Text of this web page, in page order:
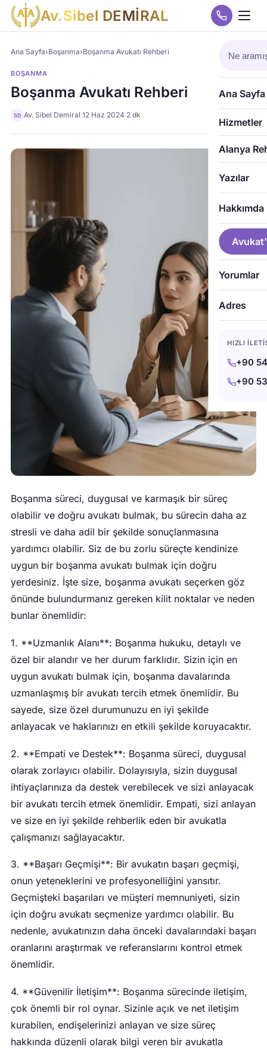
Av.Sibel DEMİRAL
Ana Sayfa
Hizmetler
Alanya
Yazılar
Hakkımda
Yorumlar
Adres
HIZLI
+90
+90
Ana Sayfa›Boşanma›Boşanma Avukatı Rehberi
BOŞANMA
Boşanma Avukatı Rehberi
SD Av. Sibel Demiral·12 Haz 2024·2 dk
Boşanma süreci, duygusal ve karmaşık bir süreç
olabilir ve doğru avukatı bulmak, bu sürecin daha az
stresli ve daha adil bir şekilde sonuçlanmasına
yardımcı olabilir. Siz de bu zorlu süreçte kendinize
uygun bir boşanma avukatı bulmak için doğru
yerdesiniz. İşte size, boşanma avukatı seçerken göz
önünde bulundurmanız gereken kilit noktalar ve neden
bunlar önemlidir:
1. **Uzmanlık Alanı**: Boşanma hukuku, detaylı ve
özel bir alandır ve her durum farklıdır. Sizin için en
uygun avukatı bulmak için, boşanma davalarında
uzmanlaşmış bir avukatı tercih etmek önemlidir. Bu
sayede, size özel durumunuzu en iyi şekilde
anlayacak ve haklarınızı en etkili şekilde koruyacaktır.
2. **Empati ve Destek**: Boşanma süreci, duygusal
olarak zorlayıcı olabilir. Dolayısıyla, sizin duygusal
ihtiyaçlarınıza da destek verebilecek ve sizi anlayacak
bir avukatı tercih etmek önemlidir. Empati, sizi anlayan
ve size en iyi şekilde rehberlik eden bir avukatla
çalışmanızı sağlayacaktır.
3. **Başarı Geçmişi**: Bir avukatın başarı geçmişi,
onun yeteneklerini ve profesyonelliğini yansıtır.
Geçmişteki başarıları ve müşteri memnuniyeti, sizin
için doğru avukatı seçmenize yardımcı olabilir. Bu
nedenle, avukatınızın daha önceki davalarındaki başarı
oranlarını araştırmak ve referanslarını kontrol etmek
önemlidir.
4. **Güvenilir İletişim**: Boşanma sürecinde iletişim,
çok önemli bir rol oynar. Sizinle açık ve net iletişim
kurabilen, endişelerinizi anlayan ve size süreç
hakkında düzenli olarak bilgi veren bir avukatla